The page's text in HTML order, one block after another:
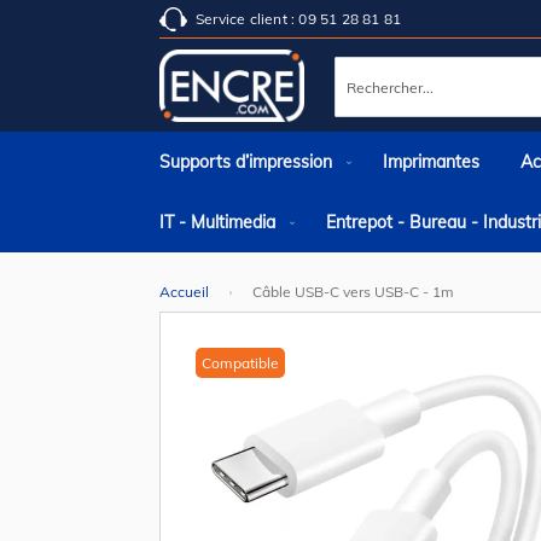
Service client : 09 51 28 81 81
Rechercher
Supports d’impression Imprimantes
IT - Multimedia Entrepot - Bureau -
Accueil
Câble USB-C vers USB-C - 1m
Compatible